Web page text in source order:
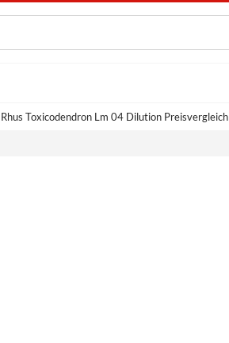
Rhus Toxicodendron Lm 04 Dilution Preisvergleich